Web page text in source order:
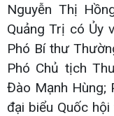
Nguyễn Thị
Quảng Trị có Ủy
Phó Bí thư
Phó Chủ tịch
Đào Mạnh Hùng;
đại biểu Quốc